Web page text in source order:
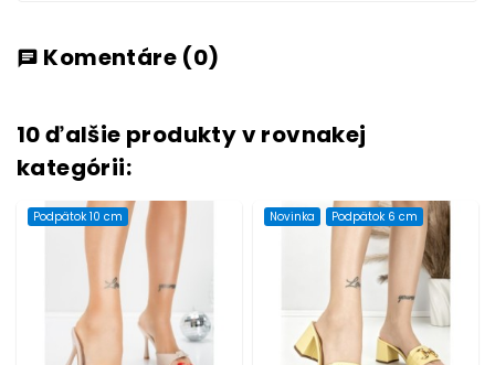
chat Komentáre (0)
10 ďalšie produkty v rovnakej
kategórii:
Podpätok 10 cm Novinka Podpätok 6 cm